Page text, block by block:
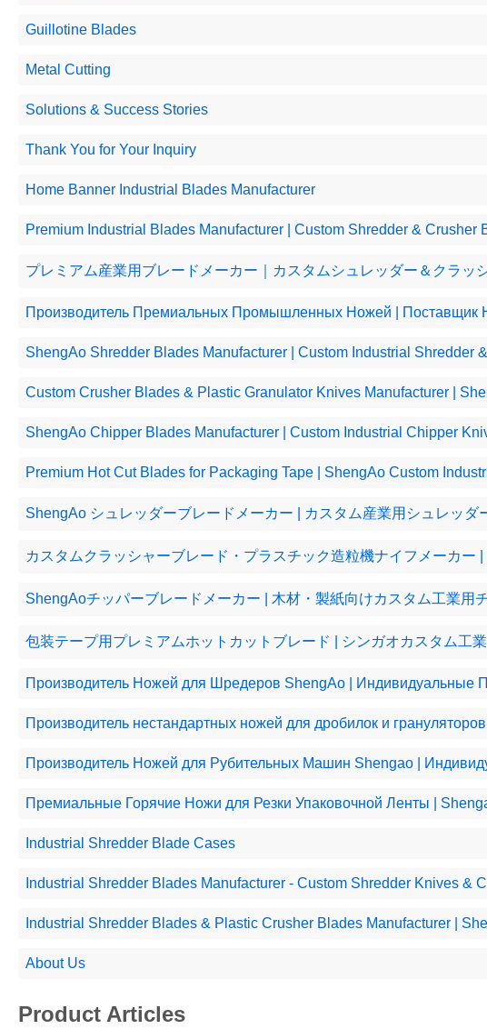
Guillotine Blades
Metal Cutting
Solutions & Success Stories
​Thank You for Your Inquiry
Home Banner Industrial Blades Manufacturer
Premium Industrial Blades Manufacturer | Custom Shredder & Crusher
プレミアム産業用ブレードメーカー｜カスタムシュレッダー＆クラッ
Производитель Премиальных Промышленных Ножей | Поставщик
ShengAo Shredder Blades Manufacturer | Custom Industrial Shredder
Custom Crusher Blades & Plastic Granulator Knives Manufacturer |
ShengAo Chipper Blades Manufacturer | Custom Industrial Chipper
Premium Hot Cut Blades for Packaging Tape | ShengAo Custom
ShengAo シュレッダーブレードメーカー | カスタム産業用シュレッダ
カスタムクラッシャーブレード・プラスチック造粒機ナイフメーカー |
ShengAoチッパーブレードメーカー | 木材・製紙向けカスタム工業用
包装テープ用プレミアムホットカットブレード | シンガオカスタム工
Производитель Ножей для Шредеров ShengAo |
Производитель нестандартных ножей для дробилок и
Производитель Ножей для Рубительных Машин Shengao |
Премиальные Горячие Ножи для Резки Упаковочной Ленты |
Industrial Shredder Blade Cases
Industrial Shredder Blades Manufacturer - Custom Shredder Knives &
Industrial Shredder Blades & Plastic Crusher Blades Manufacturer |
About Us
Product Articles